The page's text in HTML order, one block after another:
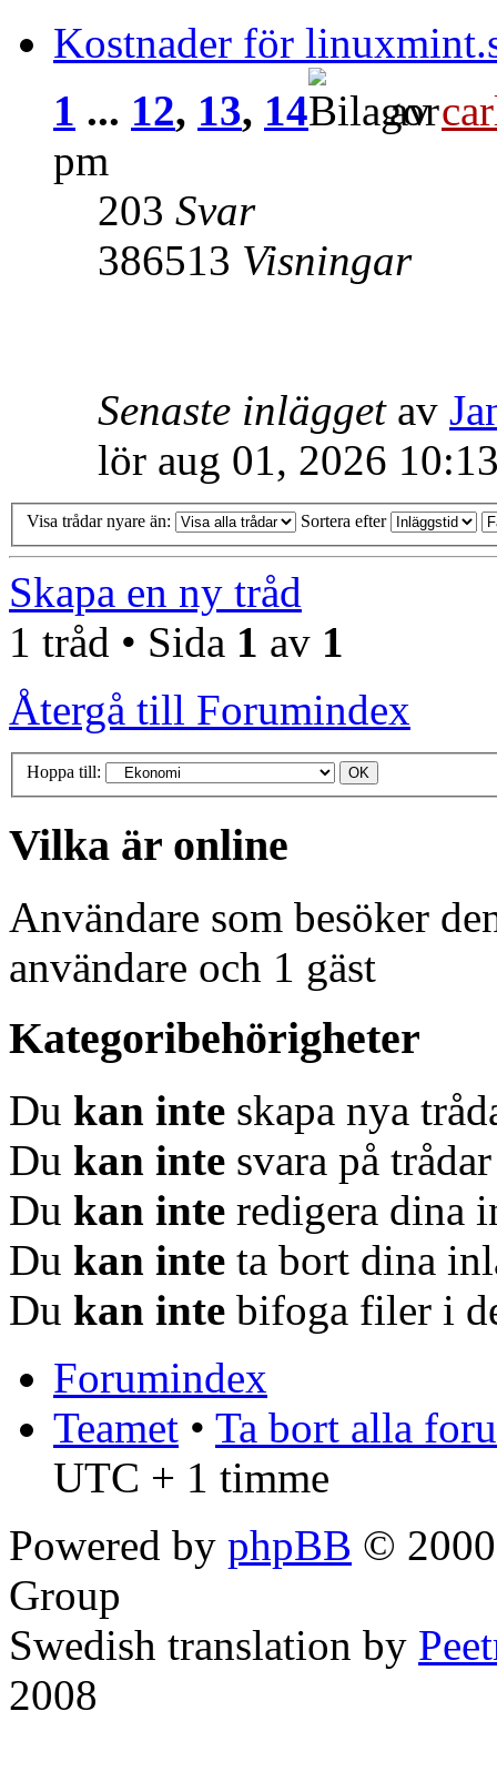
Kostnader för
1 ... 12, 13, 14 av
pm
203 Svar
386513 Visningar
Senaste inlägget av
lör aug 01, 2026
Visa trådar nyare än: Sortera efter
Skapa en ny tråd
1 tråd • Sida 1 av 1
Återgå till Forumindex
Hoppa till:
Vilka är online
Användare som besöker
användare och 1 gäst
Kategoribehörigheter
Du kan inte skapa nya
Du kan inte svara på
Du kan inte redigera dina
Du kan inte ta bort dina
Du kan inte bifoga filer i
Forumindex
Teamet • Ta bort alla
UTC + 1 timme
Powered by phpBB ©
Group
Swedish translation by
2008